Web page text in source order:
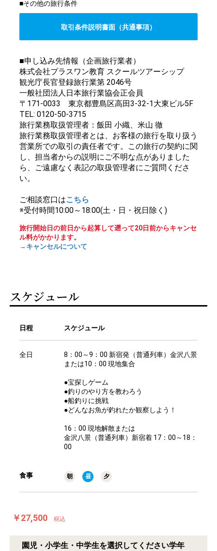
■その他の旅行条件
取引条件説明書面（共通事項）
■申し込み先情報（企画旅行業者）
株式会社プラスワン教育 スクールツアーシップ
観光庁長官登録旅行業第 2046号
一般社団法人日本旅行業協会正会員
〒171-0033 東京都豊島区高田3-32-1大東ビル5F
TEL: 0120-50-3715
旅行業務取扱管理者：飯田 小織、米山 徹
旅行業務取扱管理者とは、お客様の旅行を取り扱う
営業所での取引の責任者です。この旅行の契約に関
し、担当者からの説明にご不明な点がありました
ら、ご遠慮なく表記の取扱管理者にご質問くださ
い。
ご相談窓口はこちら
※受付時間10:00～18:00(土・日・祝日除く)
旅行開始日の前日から起算して遡って20日前からキャンセ
ル料がかかります。
→キャンセルについて
スケジュール
日程
全日
スケジュール
8：00～9：00 新宿発（普通列車）金沢八景
または10：00 現地集合
●宝探しゲーム
●釣りのやり方を教わろう
●船釣りに挑戦
●どんなお魚が釣れたか観察しよう！
16：00 現地解散または
金沢八景（普通列車）新宿着 17：00～18：
00
食事 朝 昼 夕
￥27,500 税込
園児・小学生・中学生を選択してください学年